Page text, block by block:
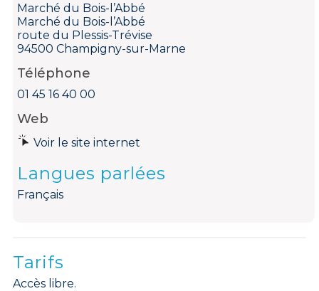
Marché du Bois-l’Abbé
Marché du Bois-l’Abbé
route du Plessis-Trévise
94500 Champigny-sur-Marne
Téléphone
01 45 16 40 00
Web
Voir le site internet
Langues parlées
Français
Tarifs
Accès libre.